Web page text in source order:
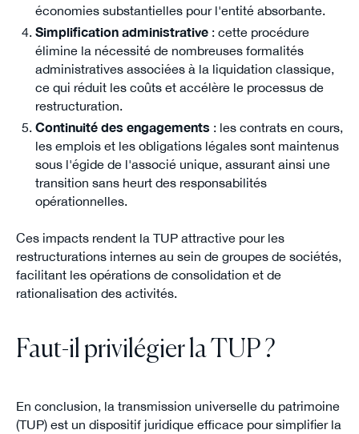
économies substantielles pour l'entité absorbante.
Simplification administrative: cette procédure
élimine la nécessité de nombreuses formalités
administratives associées à la liquidation classique,
ce qui réduit les coûts et accélère le processus de
restructuration.
Continuité des engagements : les contrats en cours,
les emplois et les obligations légales sont maintenus
sous l'égide de l'associé unique, assurant ainsi une
transition sans heurt des responsabilités
opérationnelles.
Ces impacts rendent la TUP attractive pour les
restructurations internes au sein de groupes de sociétés,
facilitant les opérations de consolidation et de
rationalisation des activités.
Faut-il privilégier la TUP ?
En conclusion, la transmission universelle du patrimoine
(TUP) est un dispositif juridique efficace pour simplifier la